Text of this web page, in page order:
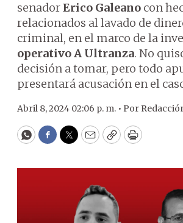
senadorErico Galeano con
relacionados al lavado de
criminal, en el marco de la
operativo A Ultranza. No
decisión a tomar, pero todo
presentará acusación en el
Abril 8, 2024 02:06 p. m. • Por
WhatsApp
Facebook
Twitter
EmailCopyPrint